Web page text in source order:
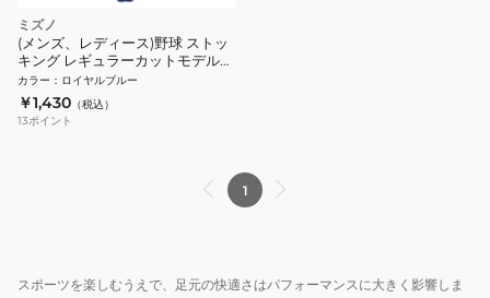
ミズノ
(メンズ、レディース)野球 ストッ
キング レギュラーカットモデル
12JXBS2116
カラー ： ロイヤルブルー
￥1,430 （税込）
13ポイント
1
スポーツを楽しむうえで、足元の快適さはパフォーマンスに大きく影響しま